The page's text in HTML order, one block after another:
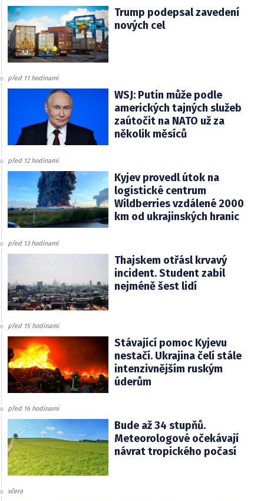
Trump podepsal zavedení
nových cel
před 11 hodinami
WSJ: Putin může podle
amerických tajných služeb
zaútočit na NATO už za
několik měsíců
před 12 hodinami
Kyjev provedl útok na
logistické centrum
Wildberries vzdálené 2000
km od ukrajinských hranic
před 13 hodinami
Thajskem otřásl krvavý
incident. Student zabil
nejméně šest lidí
před 15 hodinami
Stávající pomoc Kyjevu
nestačí. Ukrajina čelí stále
intenzivnějším ruským
úderům
před 16 hodinami
Bude až 34 stupňů.
Meteorologové očekávají
návrat tropického počasí
včera